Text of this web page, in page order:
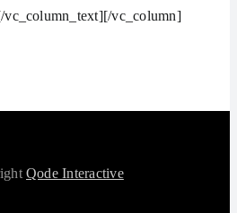
vc_column_text][/vc_column]
Qode Interactive